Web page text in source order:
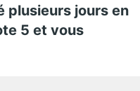
plusieurs jours en
5 et vous